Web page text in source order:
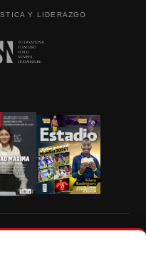
Y LIDERAZGO
de Vistazo.com.